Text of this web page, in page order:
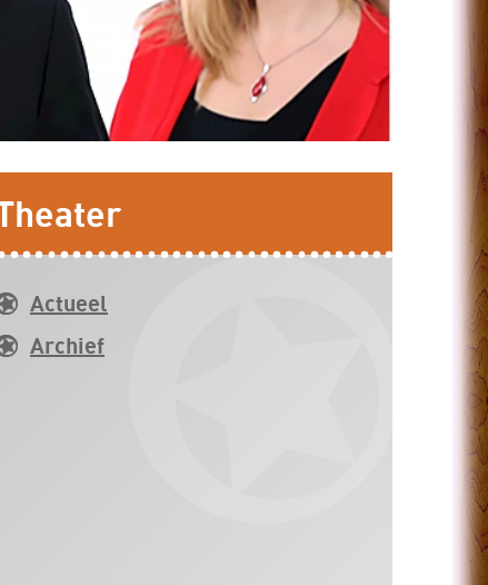
Actueel
Archief